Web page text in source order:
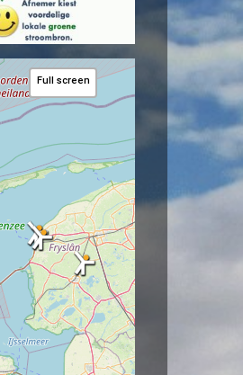
Full screen